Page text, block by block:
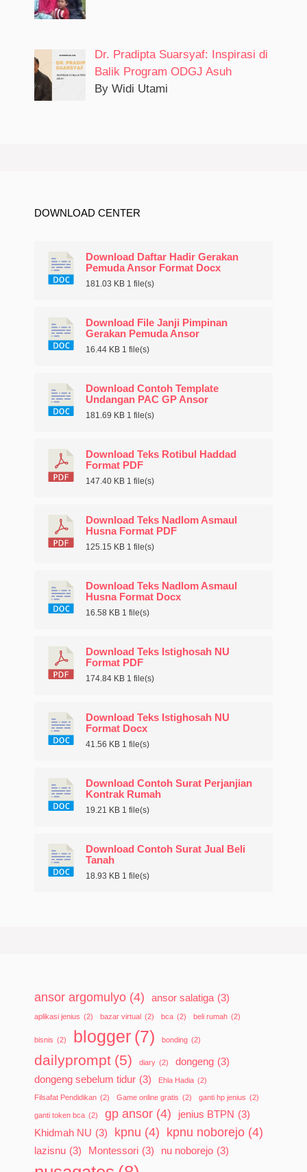
Dr. Pradipta Suarsyaf: Inspirasi di
Balik Program ODGJ Asuh
By Widi Utami
DOWNLOAD CENTER
Download Daftar Hadir Gerakan
Pemuda Ansor Format Docx
181.03 KB 1 file(s)
Download File Janji Pimpinan
Gerakan Pemuda Ansor
16.44 KB 1 file(s)
Download Contoh Template
Undangan PAC GP Ansor
181.69 KB 1 file(s)
Download Teks Rotibul Haddad
Format PDF
147.40 KB 1 file(s)
Download Teks Nadlom Asmaul
Husna Format PDF
125.15 KB 1 file(s)
Download Teks Nadlom Asmaul
Husna Format Docx
16.58 KB 1 file(s)
Download Teks Istighosah NU
Format PDF
174.84 KB 1 file(s)
Download Teks Istighosah NU
Format Docx
41.56 KB 1 file(s)
Download Contoh Surat Perjanjian
Kontrak Rumah
19.21 KB 1 file(s)
Download Contoh Surat Jual Beli
Tanah
18.93 KB 1 file(s)
ansor argomulyo (4) ansor salatiga (3)
aplikasi jenius (2) bazar virtual (2) bca (2) beli rumah (2)
bisnis (2) blogger (7) bonding (2)
dailyprompt (5) diary (2) dongeng (3)
dongeng sebelum tidur (3) Ehla Hadia (2)
Filsafat Pendidikan (2) Game online gratis (2) ganti hp jenius (2)
ganti token bca (2) gp ansor (4) jenius BTPN (3)
Khidmah NU (3) kpnu (4) kpnu noborejo (4)
lazisnu (3) Montessori (3) nu noborejo (3)